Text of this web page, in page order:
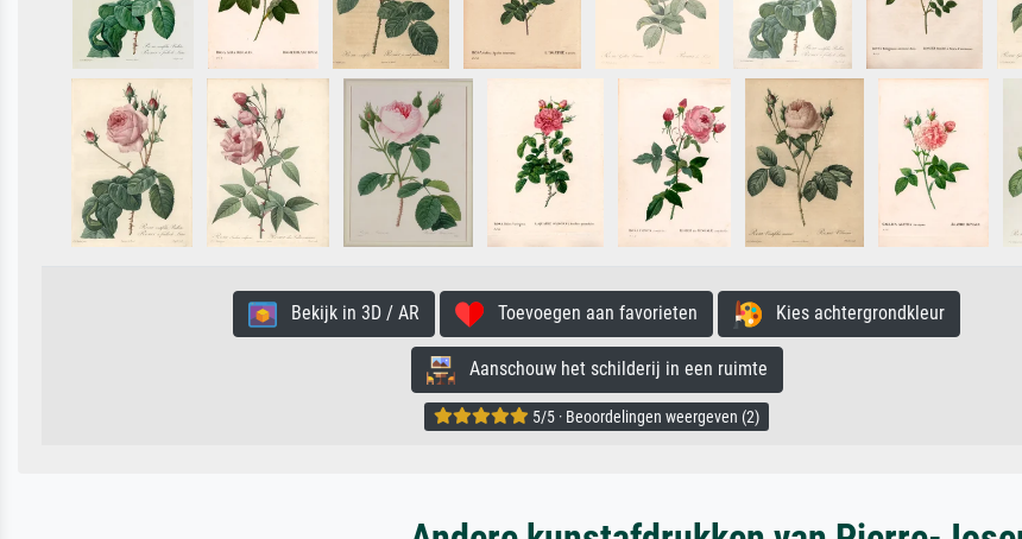
Bekijk in 3D / AR Toevoegen aan favorieten Kies achtergrondkleur
Aanschouw het schilderij in een ruimte
5/5 · Beoordelingen weergeven (2)